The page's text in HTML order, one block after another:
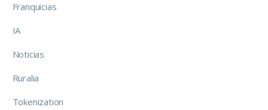
Franquicias
IA
Noticias
Ruralia
Tokenization